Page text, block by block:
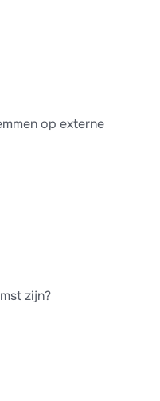
op externe
zijn?